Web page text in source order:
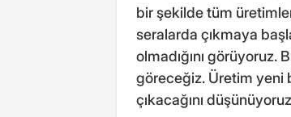
bir şekilde tüm
seralarda çıkmaya
olmadığını görüyoruz.
göreceğiz. Üretim yeni
çıkacağını